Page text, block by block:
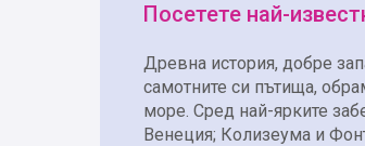
Посетете най-
Древна история, добре
самотните си пътища,
море. Сред най-ярките
Венеция; Колизеума и